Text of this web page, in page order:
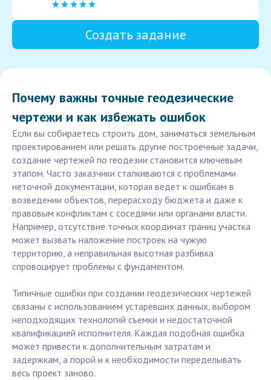
Создать задание
Почему важны точные геодезические
чертежи и как избежать ошибок
Если вы собираетесь строить дом, заниматься земельным
проектированием или решать другие построечные задачи,
создание чертежей по геодезии становится ключевым
этапом. Часто заказчики сталкиваются с проблемами
неточной документации, которая ведет к ошибкам в
возведении объектов, перерасходу бюджета и даже к
правовым конфликтам с соседями или органами власти.
Например, отсутствие точных координат границ участка
может вызвать наложение построек на чужую
территорию, а неправильная высотная разбивка
спровоцирует проблемы с фундаментом.
Типичные ошибки при создании геодезических чертежей
связаны с использованием устаревших данных, выбором
неподходящих технологий съемки и недостаточной
квалификацией исполнителя. Каждая подобная ошибка
может привести к дополнительным затратам и
задержкам, а порой и к необходимости переделывать
весь проект заново.